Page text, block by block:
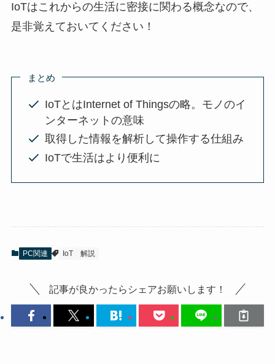
IoTはこれからの生活に密接に関わる概念なので、
是非覚えておいてください！
まとめ
IoTとはInternet of Thingsの略。モノのイ
ンターネットの意味
取得した情報を解析して操作する仕組み
IoTで生活はより便利に
PC関連 IoT 解説
記事が良かったらシェアお願いします！